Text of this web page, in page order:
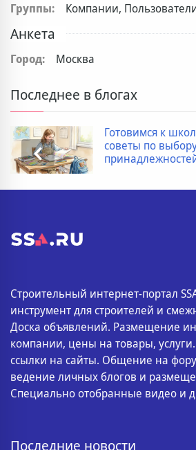
Группы:
Компании,
Анкета
Город: Москва
Последнее в блогах
Готовимся к
советы по
Строительный интернет-портал
инструмент для строителей и
Доска объявлений. Размещение
компании, цены на товары,
ссылки на сайты. Общение на
ведение личных блогов и
Специально отобранные видео и
Последние новости